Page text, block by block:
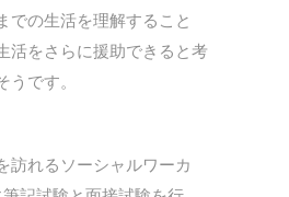
での生活を理解すること
活をさらに援助できると考
うです。
訪れるソーシャルワーカ